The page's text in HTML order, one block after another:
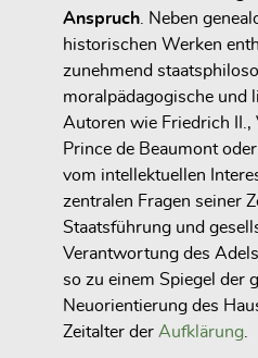
Anspruch. Neben
historischen Werken
zunehmend
moralpädagogische und
Autoren wie Friedrich II.,
Prince de Beaumont
vom intellektuellen
zentralen Fragen seiner
Staatsführung und
Verantwortung des
so zu einem Spiegel der
Neuorientierung des
Zeitalter der Aufklärung.